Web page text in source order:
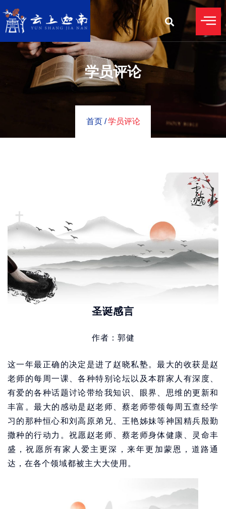
学员评论
首页 / 学员评论
圣诞感言
作者：郭健
这一年最正确的决定是进了赵晓私塾。最大的收获是赵
老师的每周一课、各种特别论坛以及本群家人有深度、
有爱的各种话题讨论带给我知识、眼界、思维的更新和
丰富。最大的感动是赵老师、蔡老师带领每周五查经学
习的那种恒心和刘高原弟兄、王艳姊妹等神国精兵殷勤
撒种的行动力。祝愿赵老师、蔡老师身体健康、灵命丰
盛，祝愿所有家人爱主更深，来年更加蒙恩，道路通
达，在各个领域都被主大大使用。